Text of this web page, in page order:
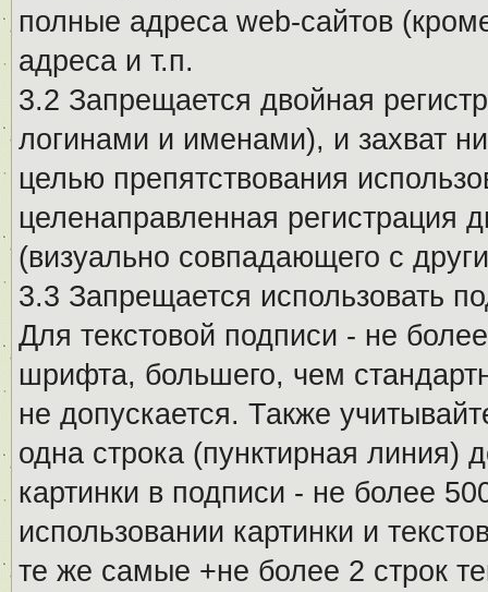
полные адреса web-сайтов
адреса и т.п.
3.2 Запрещается двойная
логинами и именами), и захват
целью препятствования
целенаправленная регистрация
(визуально совпадающего с
3.3 Запрещается использовать
Для текстовой подписи - не
шрифта, большего, чем
не допускается. Также
одна строка (пунктирная линия)
картинки в подписи - не более
использовании картинки и
те же самые +не более 2 строк